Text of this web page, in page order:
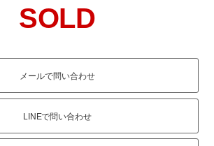
SOLD
メールで問い合わせ